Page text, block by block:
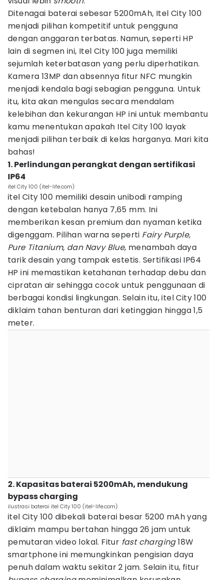
Ditenagai baterai sebesar 5200mAh, Itel City 100
menjadi pilihan kompetitif untuk pengguna
dengan anggaran terbatas. Namun, seperti HP
lain di segmen ini, Itel City 100 juga memiliki
sejumlah keterbatasan yang perlu diperhatikan.
Kamera 13MP dan absennya fitur NFC mungkin
menjadi kendala bagi sebagian pengguna. Untuk
itu, kita akan mengulas secara mendalam
kelebihan dan kekurangan HP ini untuk membantu
kamu menentukan apakah Itel City 100 layak
menjadi pilihan terbaik di kelas harganya. Mari kita
bahas!
1. Perlindungan perangkat dengan sertifikasi
IP64
itel City 100 (itel-life.com)
itel City 100 memiliki desain unibodi ramping
dengan ketebalan hanya 7,65 mm. Ini
memberikan kesan premium dan nyaman ketika
digenggam. Pilihan warna seperti Fairy Purple,
Pure Titanium, dan Navy Blue, menambah daya
tarik desain yang tampak estetis. Sertifikasi IP64
HP ini memastikan ketahanan terhadap debu dan
cipratan air sehingga cocok untuk penggunaan di
berbagai kondisi lingkungan. Selain itu, itel City 100
diklaim tahan benturan dari ketinggian hingga 1,5
meter.
2. Kapasitas baterai 5200mAh, mendukung
bypass charging
ilustrasi baterai itel City 100 (itel-life.com)
itel City 100 dibekali baterai besar 5200 mAh yang
diklaim mampu bertahan hingga 26 jam untuk
pemutaran video lokal. Fitur fast charging18W
smartphone ini memungkinkan pengisian daya
penuh dalam waktu sekitar 2 jam. Selain itu, fitur